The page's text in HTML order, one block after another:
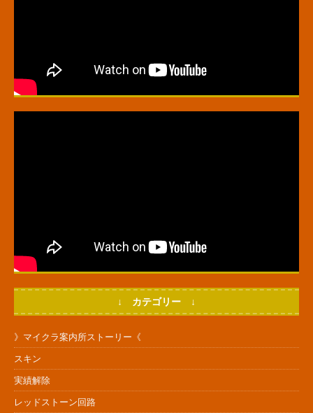
↓ カテゴリー ↓
》マイクラ案内所ストーリー《
スキン
実績解除
レッドストーン回路